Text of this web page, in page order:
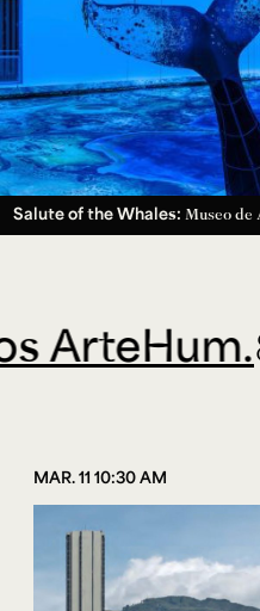
Salute of the Whales: Museo de
8
MAR. 11 10:30 AM